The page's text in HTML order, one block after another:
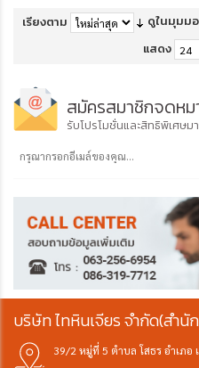
เรียงตาม
ดูในมุมม
แสดง
สมัครสมาชิกจดหม
รับโปรโมชั่นและสิทธิพิเศษม
บริษัท ไทหินเจียร จำกัด(สำนั
39/2 หมู่ที่ 5 ตำบล โสธร อำเภอ